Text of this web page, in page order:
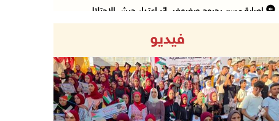
إصابة مسن بجروح ورضوض إثر اعتداء جيش الاحتلال ...
06/آب/2026 09:08 م
الرئيس يستقبل مجلس بلدية رام الله ويشدد على د ...
06/آب/2026 08:36 م
فيديو
Previous Next